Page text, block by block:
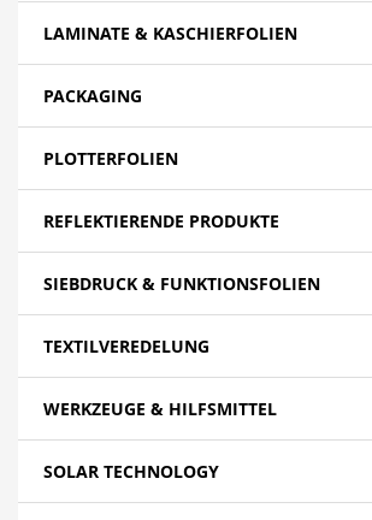
LAMINATE & KASCHIERFOLIEN
PACKAGING
PLOTTERFOLIEN
REFLEKTIERENDE PRODUKTE
SIEBDRUCK & FUNKTIONSFOLIEN
TEXTILVEREDELUNG
WERKZEUGE & HILFSMITTEL
SOLAR TECHNOLOGY